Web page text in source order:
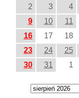
2
3 4
9
10 11
16
17 18
23
24 25
30
31 1